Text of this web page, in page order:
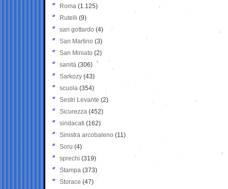
Roma (1.125)
Rutelli (9)
san gottardo (4)
San Martino (3)
San Miniato (2)
sanità (306)
Sarkozy (43)
scuola (354)
Sestri Levante (2)
Sicurezza (452)
sindacati (162)
Sinistra arcobaleno (11)
Soru (4)
sprechi (319)
Stampa (373)
Storace (47)